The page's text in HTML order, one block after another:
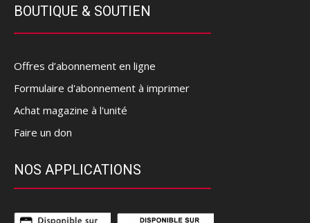
BOUTIQUE & SOUTIEN
Offres d’abonnement en ligne
Formulaire d'abonnement à imprimer
Achat magazine à l'unité
Faire un don
NOS APPLICATIONS